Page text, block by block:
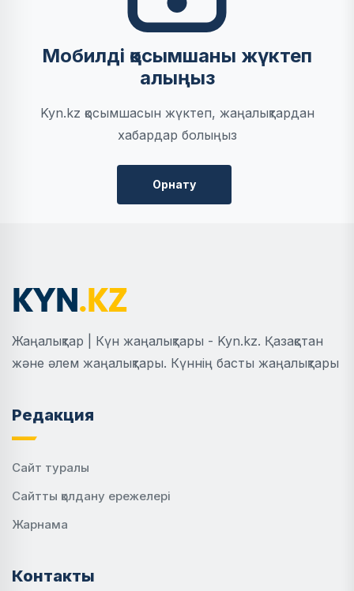
Мобилді қосымшаны жүктеп
алыңыз
Kyn.kz қосымшасын жүктеп, жаңалықтардан
хабардар болыңыз
Орнату
Жаңалықтар | Күн жаңалықтары - Kyn.kz. Қазақстан
және әлем жаңалықтары. Күннің басты жаңалықтары
Редакция
Сайт туралы
Сайтты қолдану ережелері
Жарнама
Контакты